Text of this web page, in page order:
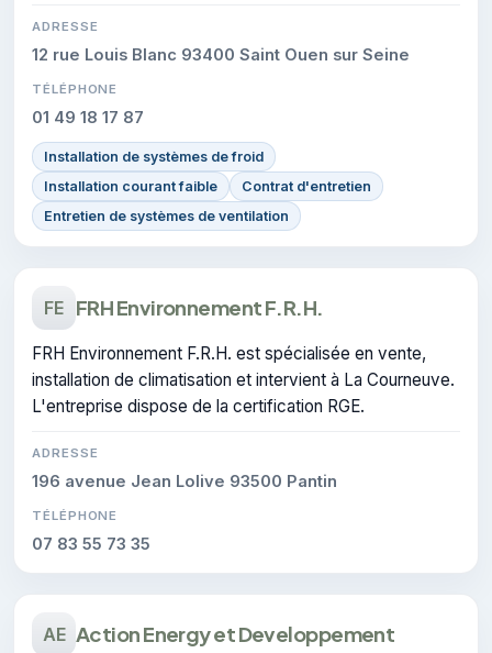
ADRESSE
12 rue Louis Blanc 93400 Saint Ouen sur Seine
TÉLÉPHONE
01 49 18 17 87
Installation de systèmes de froid
Installation courant faible
Contrat d'entretien
Entretien de systèmes de ventilation
FE FRH Environnement F.R.H.
FRH Environnement F.R.H. est spécialisée en vente,
installation de climatisation et intervient à La Courneuve.
L'entreprise dispose de la certification RGE.
ADRESSE
196 avenue Jean Lolive 93500 Pantin
TÉLÉPHONE
07 83 55 73 35
AE Action Energy et Developpement